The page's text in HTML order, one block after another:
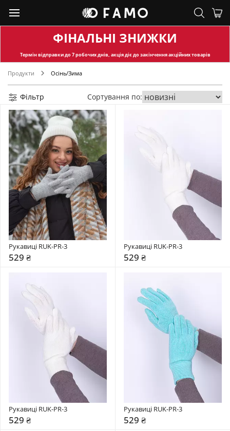
ФІНАЛЬНІ ЗНИЖКИ
Термін відправкидо 7 робочих днів, акція діє до закінчення акційних товарів
Продукти Осінь/Зима
Фільтр Сортування по:
Рукавиці RUK-PR-3
529 ₴
Рукавиці RUK-PR-3
529 ₴
Рукавиці RUK-PR-3
529 ₴
Рукавиці RUK-PR-3
529 ₴